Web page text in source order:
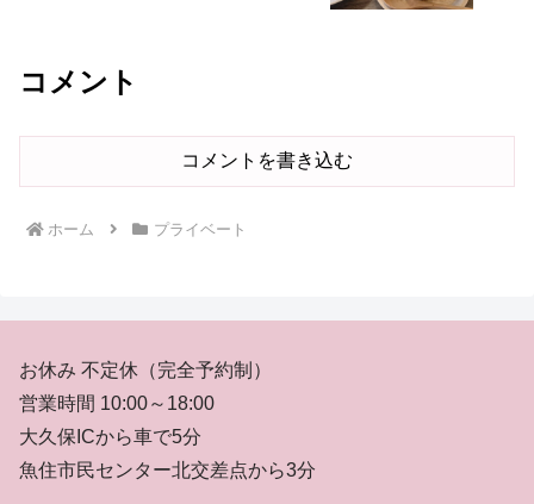
コメント
コメントを書き込む
ホーム プライベート
お休み 不定休（完全予約制）
営業時間 10:00～18:00
大久保ICから車で5分
魚住市民センター北交差点から3分